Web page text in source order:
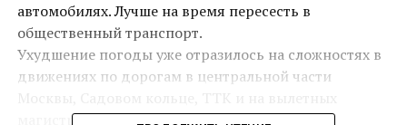
автомобилях. Лучше на время пересесть в
общественный транспорт.
Ухудшение погоды уже отразилось на сложностях в
движениях по дорогам в центральной части
магистралях по направлению в область.